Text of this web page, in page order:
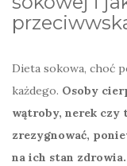
Dieta sokowa, choć
każdego. Osoby
wątroby, nerek czy
zrezygnować,
na ich stan zdrowia.